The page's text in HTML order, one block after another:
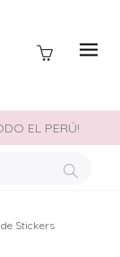
EL PERÚ!
Stickers